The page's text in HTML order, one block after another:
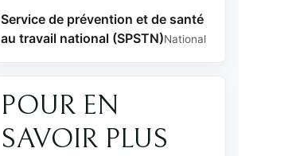
Service de prévention et de santé
au travail national (SPSTN)National
POUR EN
SAVOIR PLUS